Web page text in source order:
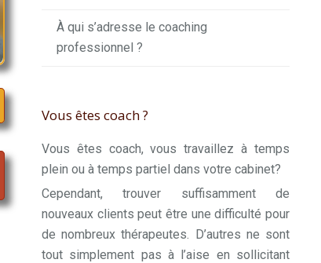
À qui s’adresse le coaching
professionnel ?
Vous êtes coach ?
Vous êtes coach, vous travaillez à temps
plein ou à temps partiel dans votre cabinet?
Cependant, trouver suffisamment de
nouveaux clients peut être une difficulté pour
de nombreux thérapeutes. D’autres ne sont
tout simplement pas à l’aise en sollicitant